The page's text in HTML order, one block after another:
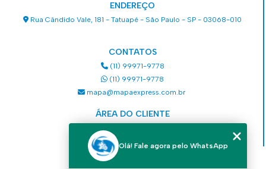
ENDEREÇO
Rua Cândido Vale, 181 - Tatuapé - São Paulo - SP - 03068-010
CONTATOS
(11) 99971-9778
(11) 99971-9778
mapa@mapaexpress.com.br
ÁREA DO CLIENTE
Olá! Fale agora pelo WhatsApp